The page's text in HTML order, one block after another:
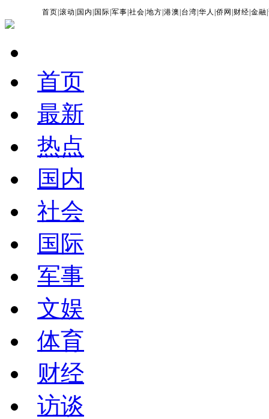
首页 |滚动 国内 国际 |军事 |社会 |地方 |港澳 台湾 |华人 |侨网 财经 |金融 |
首页
最新
热点
国内
社会
国际
军事
文娱
体育
财经
访谈